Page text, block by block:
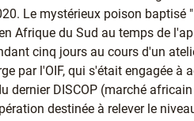
Le mystérieux poison baptisé
Afrique du Sud au temps de
cinq jours au cours d'un
par l'OIF, qui s'était engagée à
dernier DISCOP (marché
destinée à relever le